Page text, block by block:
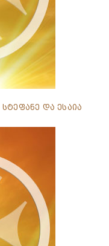
და ესაია